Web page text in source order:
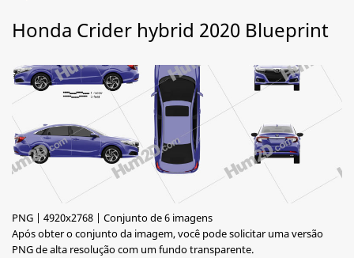
Honda Crider hybrid 2020 Blueprint
PNG | 4920x2768 | Conjunto de 6 imagens
Após obter o conjunto da imagem, você pode solicitar uma versão
PNG de alta resolução com um fundo transparente.